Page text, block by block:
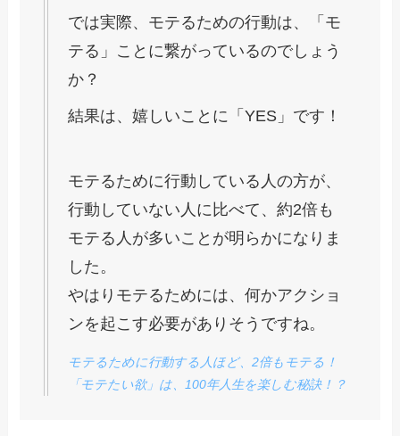
では実際、モテるための行動は、「モ
テる」ことに繋がっているのでしょう
か？
結果は、嬉しいことに「YES」です！
モテるために行動している人の方が、
行動していない人に比べて、約2倍も
モテる人が多いことが明らかになりま
した。
やはりモテるためには、何かアクショ
ンを起こす必要がありそうですね。
モテるために行動する人ほど、2倍もモテる！​
「モテたい欲」は、100年人生を楽しむ秘訣！？